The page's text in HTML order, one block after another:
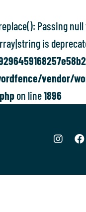
Passing
is
vendor/
on line1896